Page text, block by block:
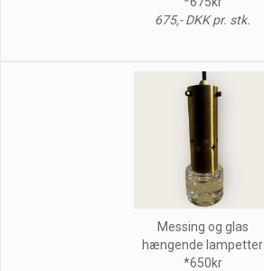
675,- DKK pr. stk.
Messing og glas
hængende lampetter
*650kr